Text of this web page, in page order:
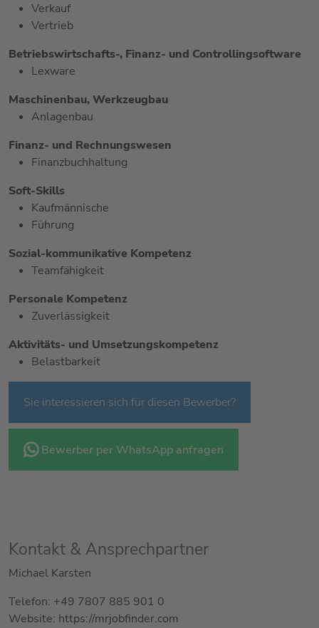
Verkauf
Vertrieb
Betriebswirtschafts-, Finanz- und Controllingsoftware
Lexware
Maschinenbau, Werkzeugbau
Anlagenbau
Finanz- und Rechnungswesen
Finanzbuchhaltung
Soft-Skills
Kaufmännische
Führung
Sozial-kommunikative Kompetenz
Teamfähigkeit
Personale Kompetenz
Zuverlässigkeit
Aktivitäts- und Umsetzungskompetenz
Belastbarkeit
Sie interessieren sich für diesen Bewerber?
Bewerber per WhatsApp anfragen
Kontakt & Ansprechpartner
Michael Karsten
Telefon: +49 7807 885 901 0
Website: https://mrjobfinder.com